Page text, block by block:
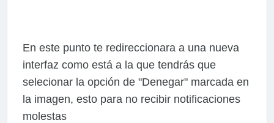
En este punto te redireccionara a una nueva
interfaz como está a la que tendrás que
selecionar la opción de "Denegar" marcada en
la imagen, esto para no recibir notificaciones
molestas